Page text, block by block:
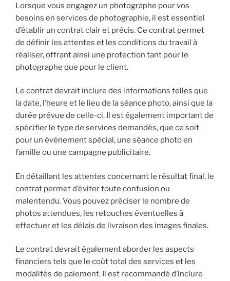
Lorsque vous engagez un photographe pour vos
besoins en services de photographie, il est essentiel
d’établir un contrat clair et précis. Ce contrat permet
de définir les attentes et les conditions du travail à
réaliser, offrant ainsi une protection tant pour le
photographe que pour le client.
Le contrat devrait inclure des informations telles que
la date, l’heure et le lieu de la séance photo, ainsi que la
durée prévue de celle-ci. Il est également important de
spécifier le type de services demandés, que ce soit
pour un événement spécial, une séance photo en
famille ou une campagne publicitaire.
En détaillant les attentes concernant le résultat final, le
contrat permet d’éviter toute confusion ou
malentendu. Vous pouvez préciser le nombre de
photos attendues, les retouches éventuelles à
effectuer et les délais de livraison des images finales.
Le contrat devrait également aborder les aspects
financiers tels que le coût total des services et les
modalités de paiement. Il est recommandé d’inclure